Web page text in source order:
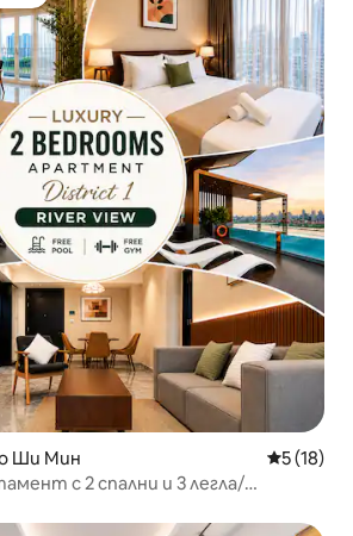
Ши Мин Средна
5 (18)
с 2 спални и 3 легла/